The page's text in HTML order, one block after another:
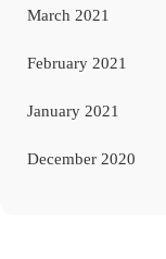
March 2021
February 2021
January 2021
December 2020